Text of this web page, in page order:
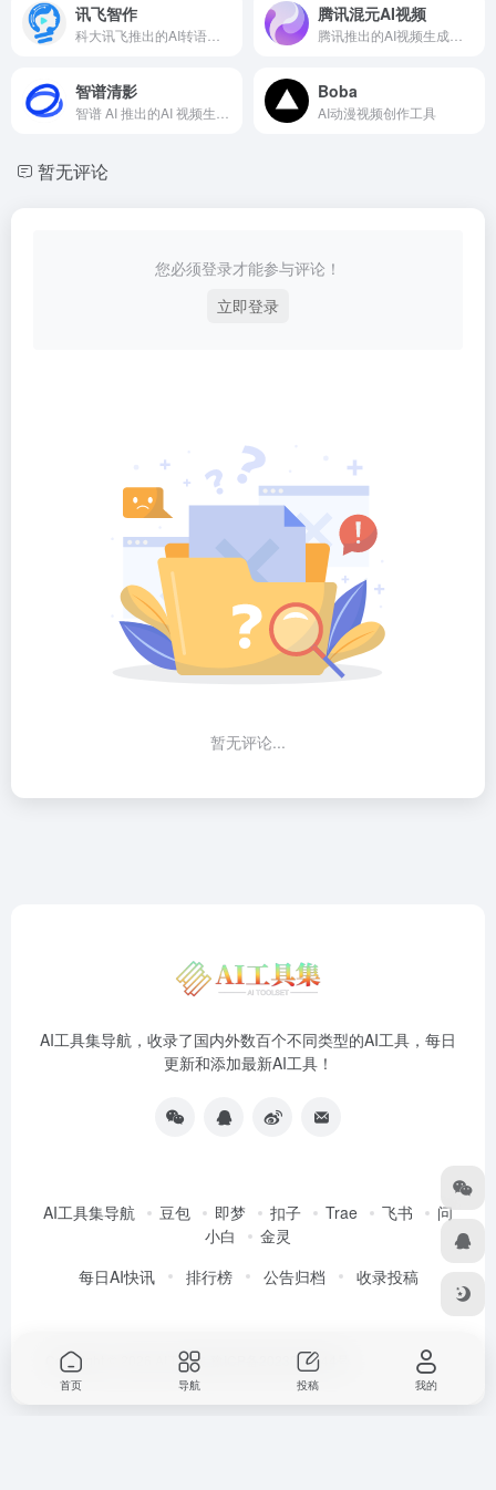
讯飞智作 腾讯混元AI视频
智谱清影 Boba
AI动漫视频创作工具
暂无评论
您必须登录才能参与评论！
立即登录
暂无评论...
AI工具集导航，收录了国内外数百个不同类型的AI工具，每日
更新和添加最新AI工具！
AI工具集导航 豆包 即梦 扣子 Trae 飞书
问
小白
金灵
每日AI快讯
排行榜 公告归档 收录投稿
Copyright © 2026 AI工具集 豫ICP备2023005944号
首页 导航 投稿 我的